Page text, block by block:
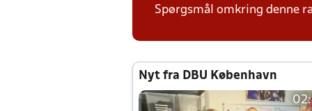
Spørgsmål omkring denne
Nyt fra DBU København